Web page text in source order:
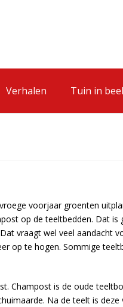
Verhalen Tuin in
voorjaar groenten
op de teeltbedden. Dat
vraagt wel veel aandacht
op te hogen. Sommige
Champost is de oude
Na de teelt is